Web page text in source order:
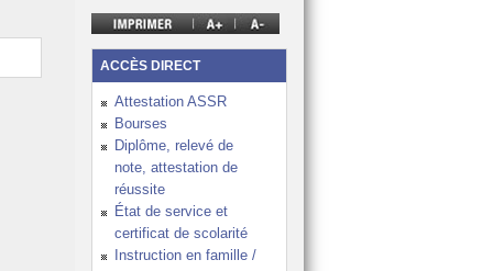
éducatif de la NC
de tous les élèves
l’École calédonienne
de travail favorable, des élèves épanouis
sur la région Océanie et le monde
ACCÈS DIRECT
Attestation ASSR
Bourses
Diplôme, relevé de
note, attestation de
réussite
État de service et
certificat de scolarité
Instruction en famille /